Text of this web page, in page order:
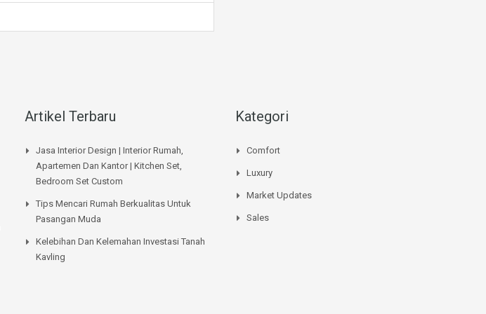
Artikel Terbaru
Jasa Interior Design | Interior Rumah,
Apartemen Dan Kantor | Kitchen Set,
Bedroom Set Custom
Tips Mencari Rumah Berkualitas Untuk
Pasangan Muda
Kelebihan Dan Kelemahan Investasi Tanah
Kavling
Kategori
Comfort
Luxury
Market Updates
Sales